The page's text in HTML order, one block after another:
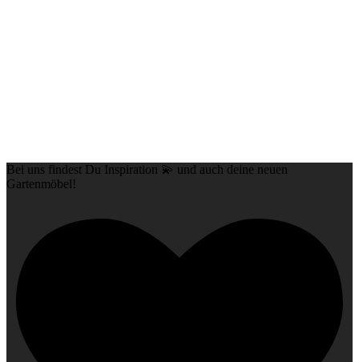
Bei uns findest Du Inspiration 💫 und auch deine neuen
Gartenmöbel!